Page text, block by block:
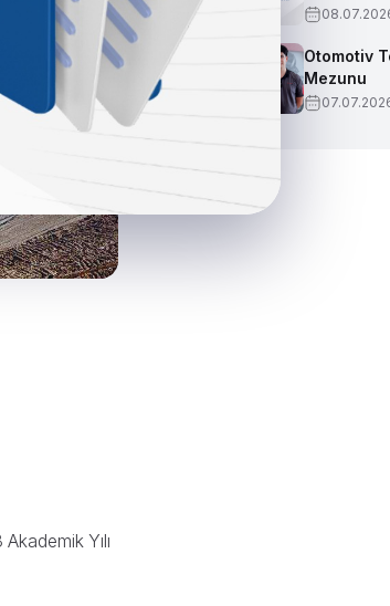
Yılı
Sınav
Otomotiv
Mezunu